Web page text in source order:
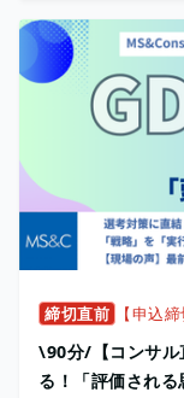
締切直前 【申込
\90分/【コンサル
る！「評価され